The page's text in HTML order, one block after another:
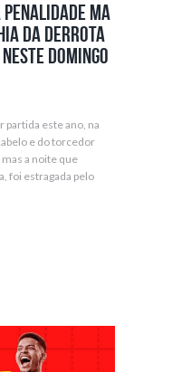
penalidade ma
da derrota
domingo
partida este ano, na
e do torcedor
a noite que
foi estragada pelo